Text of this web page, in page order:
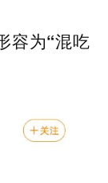
容为“混吃